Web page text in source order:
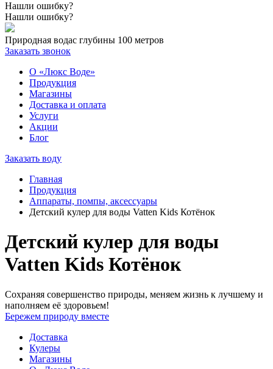
Нашли ошибку?
Нашли ошибку?
Природная водас глубины 100 метров
Заказать звонок
О «Люкс Воде»
Продукция
Магазины
Доставка и оплата
Услуги
Акции
Блог
Заказать воду
Главная
Продукция
Аппараты, помпы, аксессуары
Детский кулер для воды Vatten Kids Котёнок
Детский кулер для воды
Vatten Kids Котёнок
Сохраняя совершенство природы, меняем жизнь к лучшему и
наполняем её здоровьем!
Бережем природу вместе
Доставка
Кулеры
Магазины